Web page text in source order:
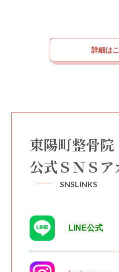
詳細は
東陽町整骨院
公式ＳＮＳア
SNSLINKS
LINE公式